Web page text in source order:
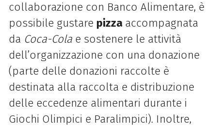
collaborazione con Banco Alimentare, è
possibile gustare pizza accompagnata
da Coca-Colae sostenere le attività
dell’organizzazione con una donazione
(parte delle donazioni raccolte è
destinata alla raccolta e distribuzione
delle eccedenze alimentari durante i
Giochi Olimpici e Paralimpici). Inoltre,